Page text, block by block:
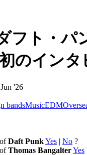
フト・パ
のイン
Jun '26
bandsMusicEDM
Daft PunkYes | No ?
Thomas BangalterYes